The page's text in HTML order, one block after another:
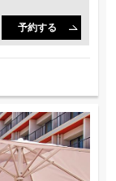
予約する